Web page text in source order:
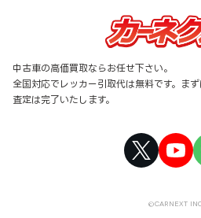
中古車の高価買取ならお任せ下さい。
全国対応でレッカー引取代は無料です。ま
査定は完了いたします。
©CARNEXT